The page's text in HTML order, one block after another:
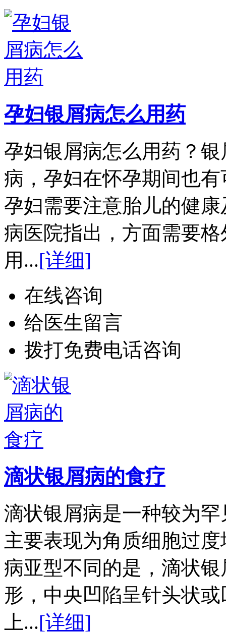
孕妇银屑病怎么用药
孕妇银屑病怎么用药？
病，孕妇在怀孕期间也
孕妇需要注意胎儿的健
病医院指出，方面需要
用...[详细]
在线咨询
给医生留言
拨打免费电话咨询
滴状银屑病的食疗
滴状银屑病是一种较为
主要表现为角质细胞过
病亚型不同的是，滴状
形，中央凹陷呈针头状
上...[详细]